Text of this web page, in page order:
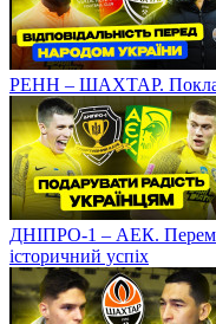
Суперматч Циганкова!
Миколенко чекає на
РЕНН – ШАХТАР.